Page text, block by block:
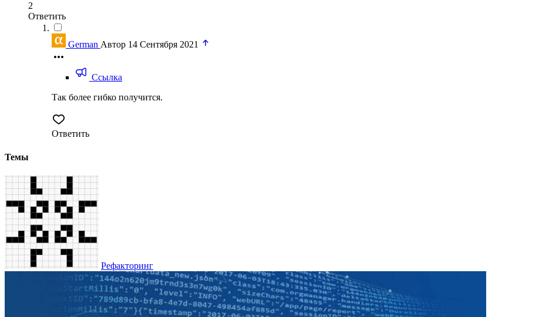
2
Ответить
German Автор 14 Сентября 2021
Ссылка
Так более гибко получится.
Ответить
Темы
Рефакторинг